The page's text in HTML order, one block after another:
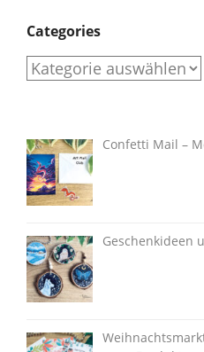
Categories
Categories
Confetti Mail –
Geschenkideen